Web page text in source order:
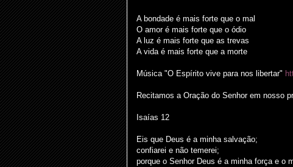
A bondade é mais forte que o mal
O amor é mais forte que o ódio
A luz é mais forte que as trevas
A vida é mais forte que a morte
Música "O Espírito vive para nos libertar"
Recitamos a Oração do Senhor em nosso
Isaías 12
Eis que Deus é a minha salvação;
confiarei e não temerei;
porque o Senhor Deus é a minha força e o